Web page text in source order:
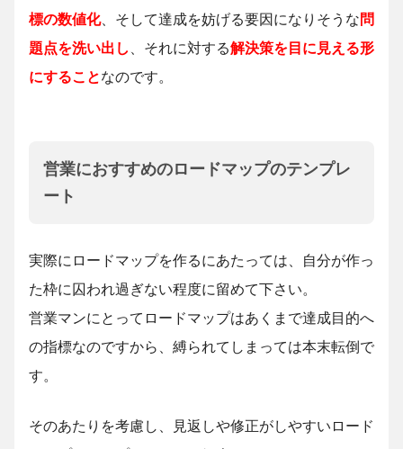
標の数値化、そして達成を妨げる要因になりそうな問
題点を洗い出し
、それに対する解決策を目に見える形
にすることなのです。
営業におすすめのロードマップのテンプレ
ート
実際にロードマップを作るにあたっては、自分が作っ
た枠に囚われ過ぎない程度に留めて下さい。
営業マンにとってロードマップはあくまで達成目的へ
の指標なのですから、縛られてしまっては本末転倒で
す。
そのあたりを考慮し、見返しや修正がしやすいロード